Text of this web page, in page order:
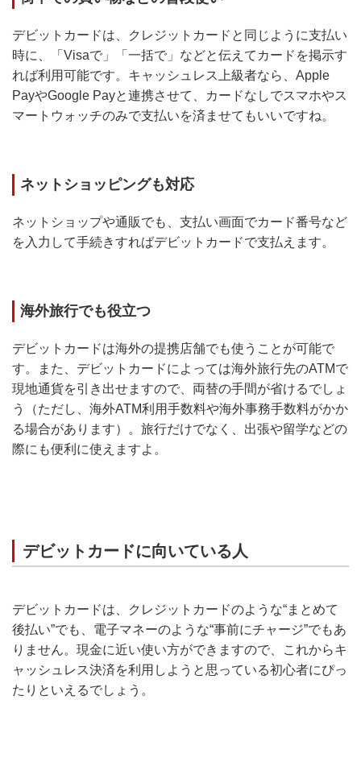
デビットカードは、クレジットカードと同じように支払い
時に、「Visaで」「一括で」などと伝えてカードを掲示す
れば利用可能です。キャッシュレス上級者なら、Apple
PayやGoogle Payと連携させて、カードなしでスマホやス
マートウォッチのみで支払いを済ませてもいいですね。
ネットショッピングも対応
ネットショップや通販でも、支払い画面でカード番号など
を入力して手続きすればデビットカードで支払えます。
海外旅行でも役立つ
デビットカードは海外の提携店舗でも使うことが可能で
す。また、デビットカードによっては海外旅行先のATMで
現地通貨を引き出せますので、両替の手間が省けるでしょ
う（ただし、海外ATM利用手数料や海外事務手数料がかか
る場合があります）。旅行だけでなく、出張や留学などの
際にも便利に使えますよ。
デビットカードに向いている人
デビットカードは、クレジットカードのような“まとめて
後払い”でも、電子マネーのような“事前にチャージ”でもあ
りません。現金に近い使い方ができますので、これからキ
ャッシュレス決済を利用しようと思っている初心者にぴっ
たりといえるでしょう。